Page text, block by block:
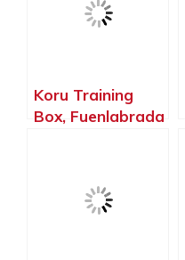
Koru Training
Box, Fuenlabrada